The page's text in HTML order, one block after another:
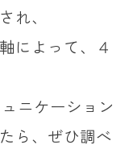
れ、
によって、４
ニケーション
ら、ぜひ調べ